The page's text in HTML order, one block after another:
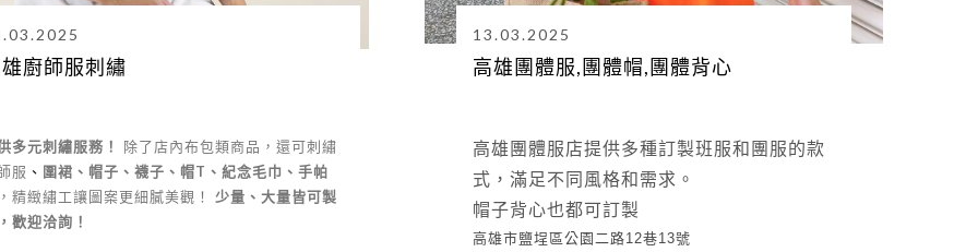
廚師服刺繡
多元刺繡服務！
除了店內布包類商品，還可刺繡
服 、 圍裙、帽子、襪子、帽T、紀念毛巾、手帕
精緻繡工讓圖案更細膩美觀！少量、大量皆可製
歡迎洽詢！
13.03.2025
高雄團體服,團體帽,團體背心
高雄團體服店提供多種訂製班服和團服的款
式，滿足不同風格和需求。
帽子背心也都可訂製
高雄市鹽埕區公園二路12巷13號